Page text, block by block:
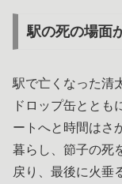
駅の死の場面
駅で亡くなった清
ドロップ缶ととも
ートへと時間はさ
暮らし、節子の死
戻り、最後に火垂